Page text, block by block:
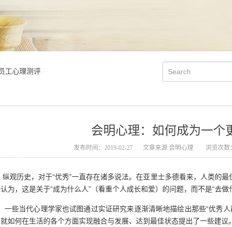
工心理测评
会明心理：如何成为一个
发布时间：2019-02-27 文章来源:会明心理 浏览次数
纵观历史，对于“优秀”一直存在诸多说法。在亚里士多德看来，人类的
为，这是关于“成为什么人”（看重个人成长和爱）的问题，而不是“去做
一些当代心理学家也试图通过实证研究来逐渐清晰地描绘出那些“优秀
如何在生活的各个方面实现融合与发展、达到最佳状态提出了一些建议。